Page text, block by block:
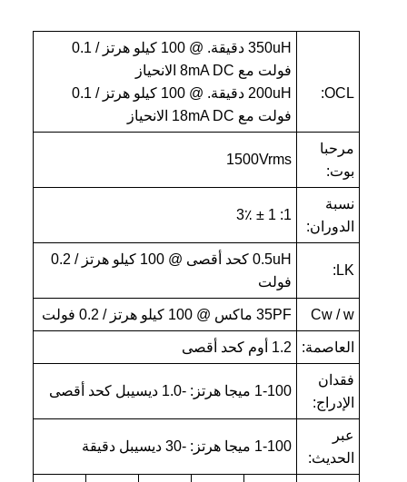
OCL:
350uH دقيقة. @ 100 كيلو هرتز / 0.1
فولت مع 8mA DC الانحياز
200uH دقيقة. @ 100 كيلو هرتز / 0.1
فولت مع 18mA DC الانحياز
مرحبا
بوت:
1500Vrms
نسبة
الدوران:
1: 1 ± 3٪
LK:
0.5uH كحد أقصى @ 100 كيلو هرتز / 0.2
فولت
Cw / w 35PF ماكس @ 100 كيلو هرتز / 0.2 فولت
العاصمة: 1.2 أوم كحد أقصى
فقدان
الإدراج:
1-100 ميجا هرتز: -1.0 ديسيبل كحد أقصى
عبر
الحديث:
1-100 ميجا هرتز: -30 ديسيبل دقيقة